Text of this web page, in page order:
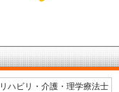
リハビリ・介護
理学療法士